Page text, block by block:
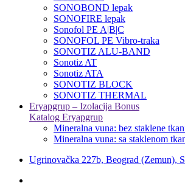
SONOBOND lepak
SONOFIRE lepak
Sonofol PE A|B|C
SONOFOL PE Vibro-traka
SONOTIZ ALU-BAND
Sonotiz AT
Sonotiz ATA
SONOTIZ BLOCK
SONOTIZ THERMAL
Eryapgrup – Izolacija Bonus
Katalog Eryapgrup
Mineralna vuna: bez staklene
Mineralna vuna: sa staklenom
Ugrinovačka 227b, Beograd (Zemun),